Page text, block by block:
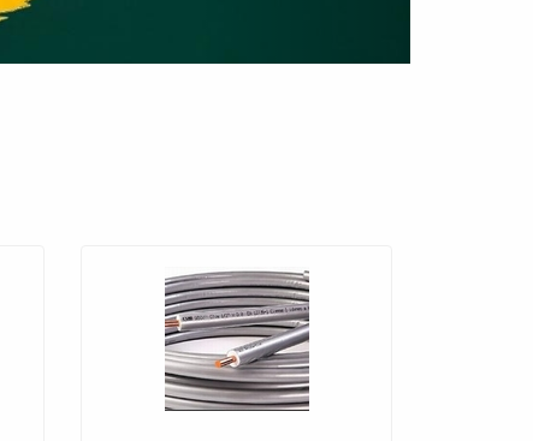
SCTubes bakrena cijev sa
izolacijom 3/4 19.05mm
Katalog: 0500107